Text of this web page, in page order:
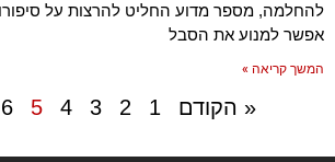
להחלמה, מספר מדוע החליט להרצות על סיפורו
אפשר למנוע את הסבל
המשך קריאה »
« הקודם 1
2
3
4
5
6